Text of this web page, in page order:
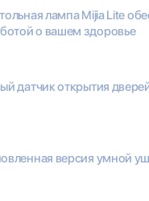
лампа Mijia Lite
о вашем здоровье
датчик открытия
версия умной